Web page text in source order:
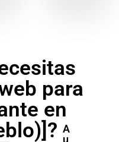
para
en
A
u